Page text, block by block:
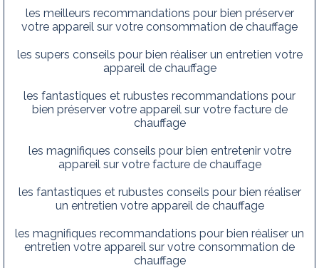
les meilleurs recommandations pour bien préserver
votre appareil sur votre consommation de chauffage
les supers conseils pour bien réaliser un entretien votre
appareil de chauffage
les fantastiques et rubustes recommandations pour
bien préserver votre appareil sur votre facture de
chauffage
les magnifiques conseils pour bien entretenir votre
appareil sur votre facture de chauffage
les fantastiques et rubustes conseils pour bien réaliser
un entretien votre appareil de chauffage
les magnifiques recommandations pour bien réaliser un
entretien votre appareil sur votre consommation de
chauffage